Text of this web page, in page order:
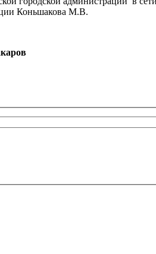
Коньшакова М.В.